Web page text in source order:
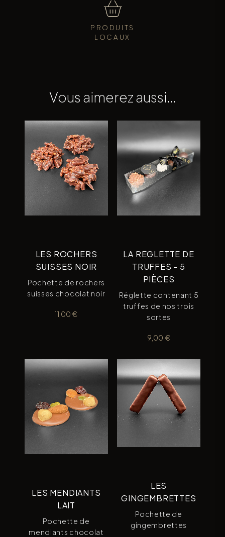
PRODUITS
LOCAUX
Vous aimerez aussi…
LES ROCHERS
SUISSES NOIR
Pochette de rochers
suisses chocolat noir
11,00 €
LA REGLETTE DE
TRUFFES - 5
PIÈCES
Réglette contenant 5
truffes de nos trois
sortes
9,00 €
LES MENDIANTS
LAIT
Pochette de
mendiants chocolat
LES
GINGEMBRETTES
Pochette de
gingembrettes